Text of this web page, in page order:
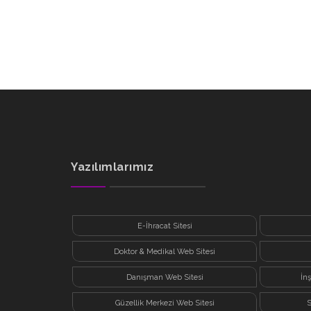
Yazılımlarımız
E-İhracat Sitesi
Doktor & Medikal Web Sitesi
Danışman Web Sitesi
Güzellik Merkezi Web Sitesi